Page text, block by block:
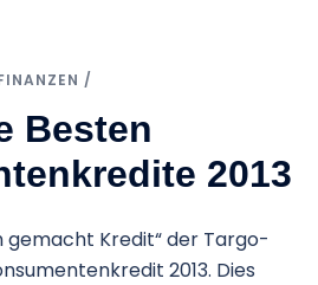
/
Besten
2013
gemacht Kre­dit“ der Targ­o­
2013. Dies